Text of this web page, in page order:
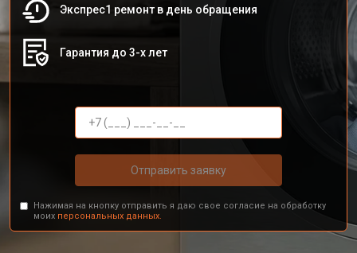
Экспрес1 ремонт в день обращения
Гарантия до 3-х лет
Отправить заявку
Нажимая на кнопку отправить я даю свое согласие на обработку
моих персональных данных.